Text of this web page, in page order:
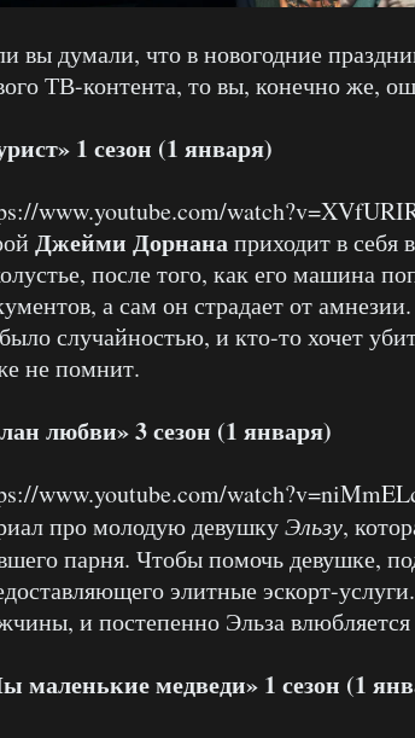
вы думали, что в новогодние
ТВ-контента, то вы, конечно же,
1 сезон (1 января)
www.youtube.com/
Джейми Дорнанаприходит в себя
после того, как его машина
а сам он страдает от
случайностью, и кто-то хочет
не помнит.
любви» 3 сезон (1 января)
www.youtube.com/
про молодую девушкуЭльзу,
парня. Чтобы помочь девушке,
элитные эскорт-
и постепенно Эльза влюбляется
маленькие медведи» 1 сезон (1